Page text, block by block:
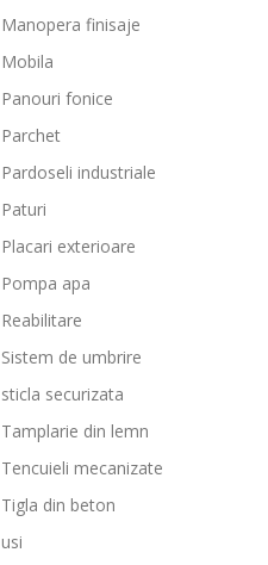
Manopera finisaje
Mobila
Panouri fonice
Parchet
Pardoseli industriale
Paturi
Placari exterioare
Pompa apa
Reabilitare
Sistem de umbrire
sticla securizata
Tamplarie din lemn
Tencuieli mecanizate
Tigla din beton
usi